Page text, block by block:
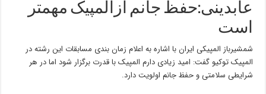
عابدینی:حفظ جانم ازالمپیک مهمتر
است
شمشیرباز المپیکی ایران با اشاره به اعلام زمان بندی مسابقات این رشته در
المپیک توکیو گفت: امید زیادی دارم المپیک با قدرت برگزار شود اما در هر
شرایطی سلامتی و حفظ جانم اولویت دارد.